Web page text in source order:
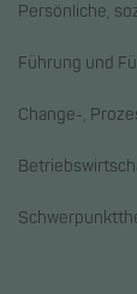
Persönliche,
Führung und
Change-,